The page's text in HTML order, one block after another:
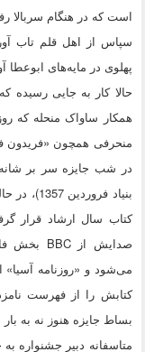
است که در هنگام سربالا
سپاس از اهل قلم تاب
پهلوی در مایه‌های ابوعطا
حالا کار به جایی رسیده
همکار ساواک منحله که
منحرفی همچون «فریدون
در شب جایزه سر بر
کتاب سال ارشاد قرار
می‌شود و «روزنامه
کتابش را از فهرست
بساط جایزه هنوز نه به
متاسفانه دبیر جشنواره